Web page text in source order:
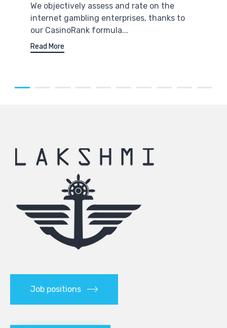
We objectively assess and rate on the
internet gambling enterprises, thanks to
our CasinoRank formula...
Read More
Job positions